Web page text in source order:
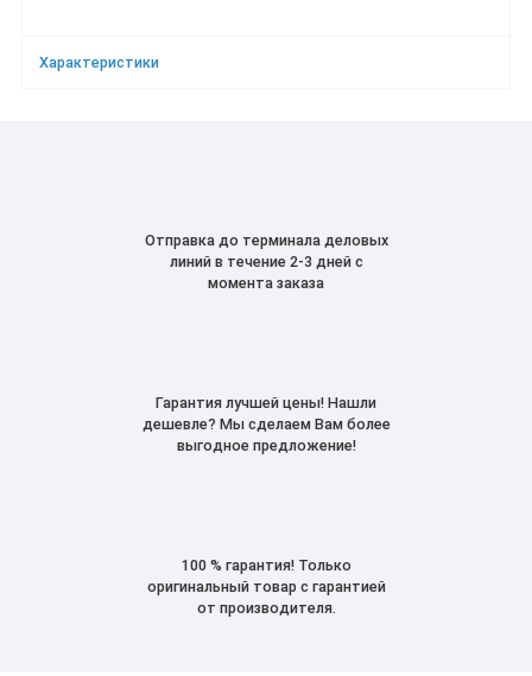
Характеристики
Отправка до терминала деловых
линий в течение 2-3 дней с
момента заказа
Гарантия лучшей цены! Нашли
дешевле? Мы сделаем Вам более
выгодное предложение!
100 % гарантия! Только
оригинальный товар с гарантией
от производителя.